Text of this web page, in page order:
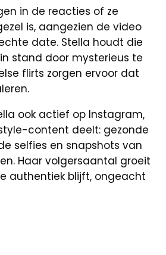
in de reacties of ze
is, aangezien de video
date. Stella houdt die
stand door mysterieus te
flirts zorgen ervoor dat
ook actief op Instagram,
content deelt: gezonde
selfies en snapshots van
Haar volgersaantal groeit
authentiek blijft, ongeacht